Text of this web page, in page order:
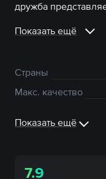
дружба
Показать ещё
Страны
Макс. качество
Показать ещё
7.9